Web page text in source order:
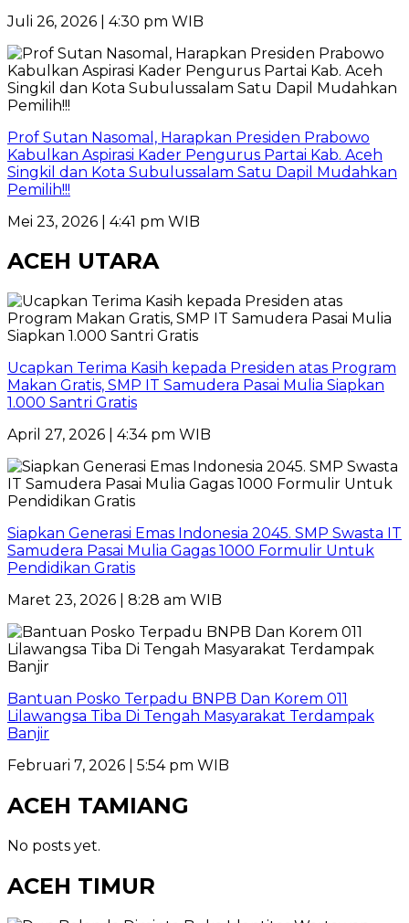
Juli 26, 2026 | 4:30 pm WIB
Prof Sutan Nasomal, Harapkan Presiden Prabowo
Kabulkan Aspirasi Kader Pengurus Partai Kab. Aceh
Singkil dan Kota Subulussalam Satu Dapil Mudahkan
Pemilih!!!
Mei 23, 2026 | 4:41 pm WIB
ACEH UTARA
Ucapkan Terima Kasih kepada Presiden atas Program
Makan Gratis, SMP IT Samudera Pasai Mulia Siapkan
1.000 Santri Gratis
April 27, 2026 | 4:34 pm WIB
Siapkan Generasi Emas Indonesia 2045. SMP Swasta IT
Samudera Pasai Mulia Gagas 1000 Formulir Untuk
Pendidikan Gratis
Maret 23, 2026 | 8:28 am WIB
Bantuan Posko Terpadu BNPB Dan Korem 011
Lilawangsa Tiba Di Tengah Masyarakat Terdampak
Banjir
Februari 7, 2026 | 5:54 pm WIB
ACEH TAMIANG
No posts yet.
ACEH TIMUR